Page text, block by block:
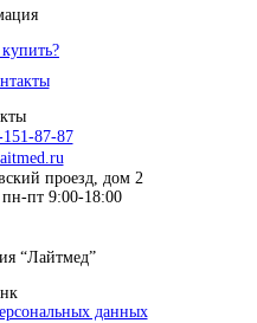
87-87
проезд, дом 2
пт 9:00-18:00
“Лайтмед”
данных